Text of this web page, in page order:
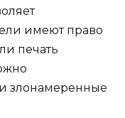
имеют право
печать
злонамеренные